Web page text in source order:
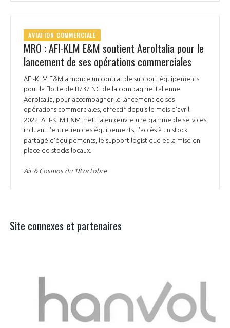
AVIATION COMMERCIALE
MRO : AFI-KLM E&M soutient AeroItalia pour le
lancement de ses opérations commerciales
AFI-KLM E&M annonce un contrat de support équipements
pour la flotte de B737 NG de la compagnie italienne
AeroItalia, pour accompagner le lancement de ses
opérations commerciales, effectif depuis le mois d'avril
2022. AFI-KLM E&M mettra en œuvre une gamme de services
incluant l'entretien des équipements, l'accès à un stock
partagé d'équipements, le support logistique et la mise en
place de stocks locaux.
Air & Cosmos du 18 octobre
Site connexes et partenaires